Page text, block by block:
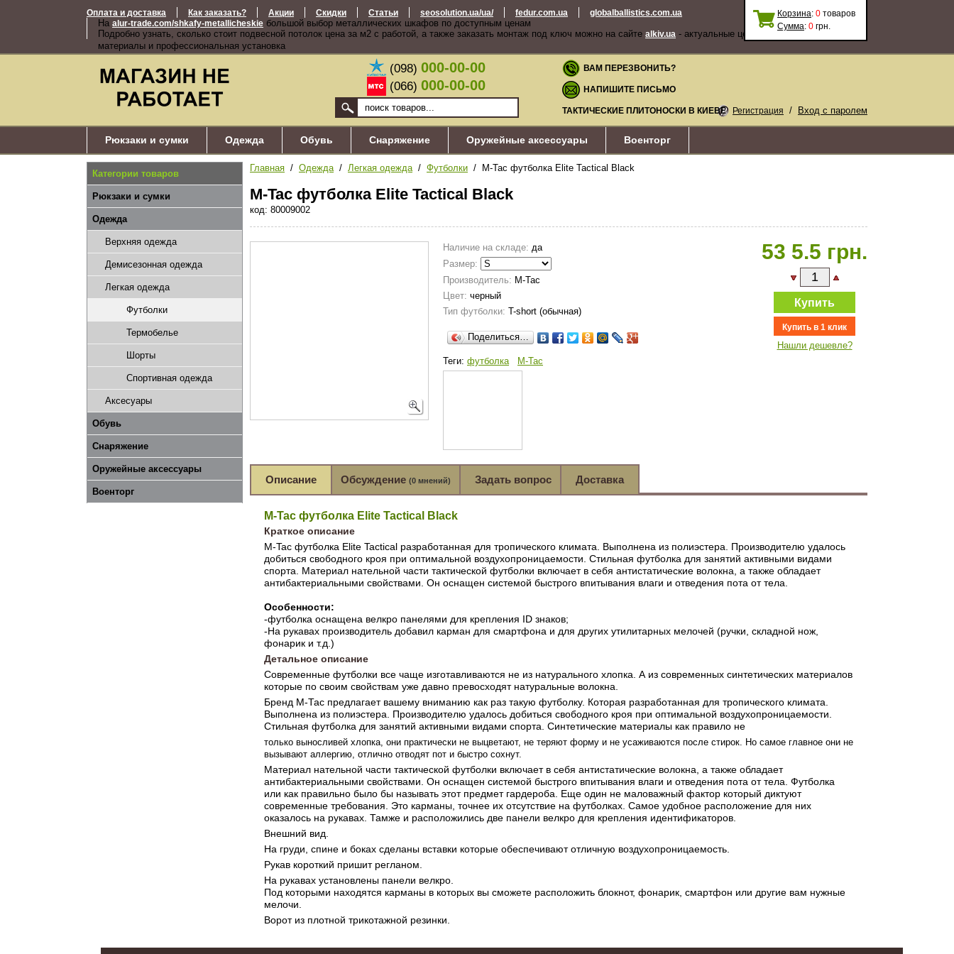
Оплата и доставка Как заказать? Акции Скидки Статьи seosolution.ua/ua/ fedur.com.ua globalballistics.com.ua
На alur-trade.com/shkafy-metallicheskie большой выбор металлических шкафов по доступным ценам
Подробно узнать, сколько стоит подвесной потолок цена за м2 с работой, а также заказать монтаж под ключ можно на сайте alkiv.ua - актуальные цены, качественные
материалы и профессиональная установка
Корзина: 0 товаров
Сумма: 0 грн.
(098) 000-00-00
(066) 000-00-00
Регистрация / Вход с паролем
ВАМ ПЕРЕЗВОНИТЬ?
НАПИШИТЕ ПИСЬМО
ТАКТИЧЕСКИЕ ПЛИТОНОСКИ В КИЕВЕ
Рюкзаки и сумки Одежда Обувь Снаряжение Оружейные аксессуары Военторг
Категории товаров
Рюкзаки и сумки
Одежда
Верхняя одежда
Демисезонная одежда
Легкая одежда
Футболки
Термобелье
Шорты
Спортивная одежда
Аксесуары
Обувь
Снаряжение
Оружейные аксессуары
Военторг
Главная / Одежда/ Легкая одежда/ Футболки / M-Tac футболка Elite Tactical Black
M-Tac футболка Elite Tactical Black
код: 80009002
Наличие на складе: да
Размер:
Производитель: M-Tac
Цвет: черный
Тип футболки: T-short (обычная)
Поделиться…
Теги: футболка M-Tac
53 5.5 грн.
Купить в 1 клик
Нашли дешевле?
Описание Обсуждение (0 мнений) Задать вопрос Доставка
M-Tac футболка Elite Tactical Black
Краткое описание
M-Tac футболка Elite Tactical разработанная для тропического климата. Выполнена из полиэстера. Производителю удалось
добиться свободного кроя при оптимальной воздухопроницаемости. Стильная футболка для занятий активными видами
спорта. Материал нательной части тактической футболки включает в себя антистатические волокна, а также обладает
антибактериальными свойствами. Он оснащен системой быстрого впитывания влаги и отведения пота от тела.
Особенности:
-футболка оснащена велкро панелями для крепления ID знаков;
-На рукавах производитель добавил карман для смартфона и для других утилитарных мелочей (ручки, складной нож,
фонарик и т.д.)
Детальное описание
Современные футболки все чаще изготавливаются не из натурального хлопка. А из современных синтетических материалов
которые по своим свойствам уже давно превосходят натуральные волокна.
Бренд М-Тас предлагает вашему вниманию как раз такую футболку. Которая разработанная для тропического климата.
Выполнена из полиэстера. Производителю удалось добиться свободного кроя при оптимальной воздухопроницаемости.
Стильная футболка для занятий активными видами спорта. Синтетические материалы как правило не
только выносливей хлопка, они практически не выцветают, не теряют форму и не усаживаются после стирок. Но самое главное они не
вызывают аллергию, отлично отводят пот и быстро сохнут.
Материал нательной части тактической футболки включает в себя антистатические волокна, а также обладает
антибактериальными свойствами. Он оснащен системой быстрого впитывания влаги и отведения пота от тела. Футболка
или как правильно было бы называть этот предмет гардероба. Еще один не маловажный фактор который диктуют
современные требования. Это карманы, точнее их отсутствие на футболках. Самое удобное расположение для них
оказалось на рукавах. Тамже и расположились две панели велкро для крепления идентификаторов.
Внешний вид.
На груди, спине и боках сделаны вставки которые обеспечивают отличную воздухопроницаемость.
Рукав короткий пришит регланом.
На рукавах установлены панели велкро.
Под которыми находятся карманы в которых вы сможете расположить блокнот, фонарик, смартфон или другие вам нужные
мелочи.
Ворот из плотной трикотажной резинки.